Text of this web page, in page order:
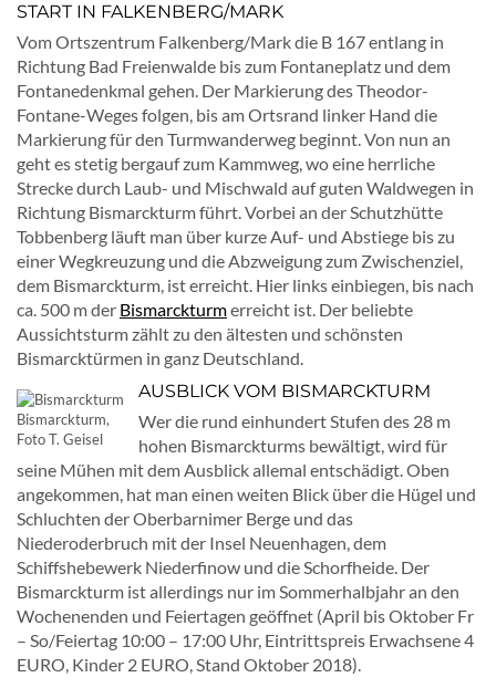
START IN FALKENBERG/MARK
Vom Ortszentrum Falkenberg/Mark die B 167 entlang in
Richtung Bad Freienwalde bis zum Fontaneplatz und dem
Fontanedenkmal gehen. Der Markierung des Theodor-
Fontane-Weges folgen, bis am Ortsrand linker Hand die
Markierung für den Turmwanderweg beginnt. Von nun an
geht es stetig bergauf zum Kammweg, wo eine herrliche
Strecke durch Laub- und Mischwald auf guten Waldwegen in
Richtung Bismarckturm führt. Vorbei an der Schutzhütte
Tobbenberg läuft man über kurze Auf- und Abstiege bis zu
einer Wegkreuzung und die Abzweigung zum Zwischenziel,
dem Bismarckturm, ist erreicht. Hier links einbiegen, bis nach
ca. 500 m der Bismarckturmerreicht ist. Der beliebte
Aussichtsturm zählt zu den ältesten und schönsten
Bismarcktürmen in ganz Deutschland.
Bismarckturm,
Foto T. Geisel
AUSBLICK VOM BISMARCKTURM
Wer die rund einhundert Stufen des 28 m
hohen Bismarckturms bewältigt, wird für
seine Mühen mit dem Ausblick allemal entschädigt. Oben
angekommen, hat man einen weiten Blick über die Hügel und
Schluchten der Oberbarnimer Berge und das
Niederoderbruch mit der Insel Neuenhagen, dem
Schiffshebewerk Niederfinow und die Schorfheide. Der
Bismarckturm ist allerdings nur im Sommerhalbjahr an den
Wochenenden und Feiertagen geöffnet (April bis Oktober Fr
– So/Feiertag 10:00 – 17:00 Uhr, Eintrittspreis Erwachsene 4
EURO, Kinder 2 EURO, Stand Oktober 2018).